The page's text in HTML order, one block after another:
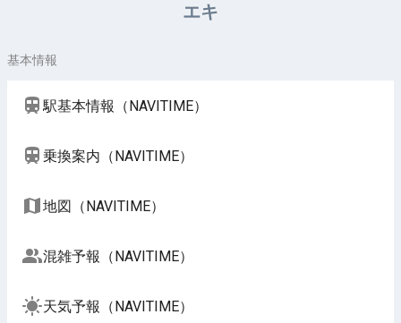
エキ
基本情報
駅基本情報（NAVITIME）
乗換案内（NAVITIME）
地図（NAVITIME）
混雑予報（NAVITIME）
天気予報（NAVITIME）